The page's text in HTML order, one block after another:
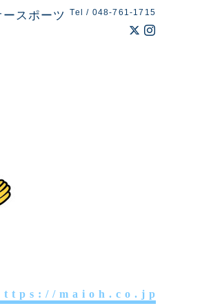
ースポーツ Tel / 048-761-1715
t t p s : / / m a i o h . c o . j p